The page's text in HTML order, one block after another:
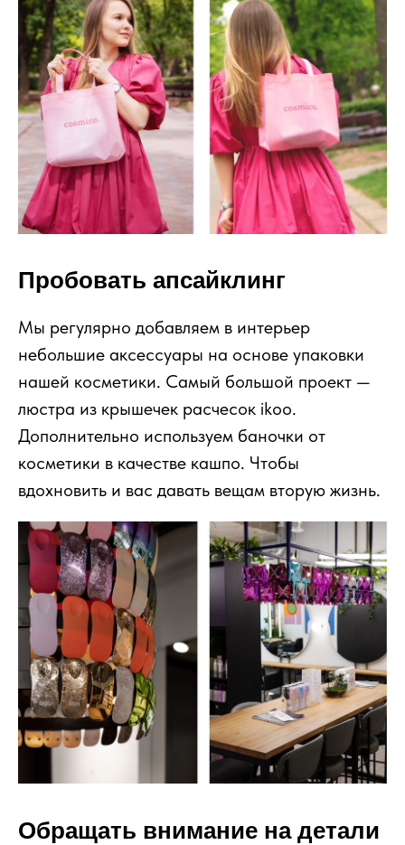
Пробовать апсайклинг
Мы регулярно добавляем в интерьер
небольшие аксессуары на основе упаковки
нашей косметики. Самый большой проект —
люстра из крышечек расчесок ikoo.
Дополнительно используем баночки от
косметики в качестве кашпо. Чтобы
вдохновить и вас давать вещам вторую жизнь.
Обращать внимание на детали